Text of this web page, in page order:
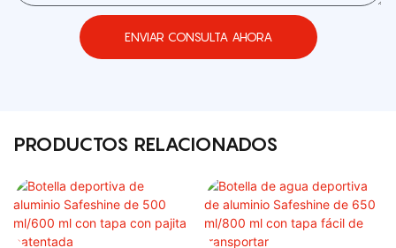
ENVIAR CONSULTA AHORA
PRODUCTOS RELACIONADOS